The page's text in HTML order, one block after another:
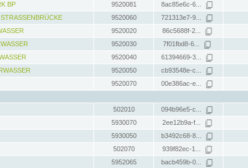
BP
9520081 8ac85e6c-6...
9520060 721313e7-9...
9520020 86c5688f-2...
9520030 7f01fbd8-6...
9520040 61394669-3...
9520050 cb93548e-c...
9520070 00e386ac-e...
502010 094b96e5-c...
5930070 2ee12b9a-f...
5930050 b3492c68-8...
502070 939f82ec-1...
5952065 bacb459b-0...